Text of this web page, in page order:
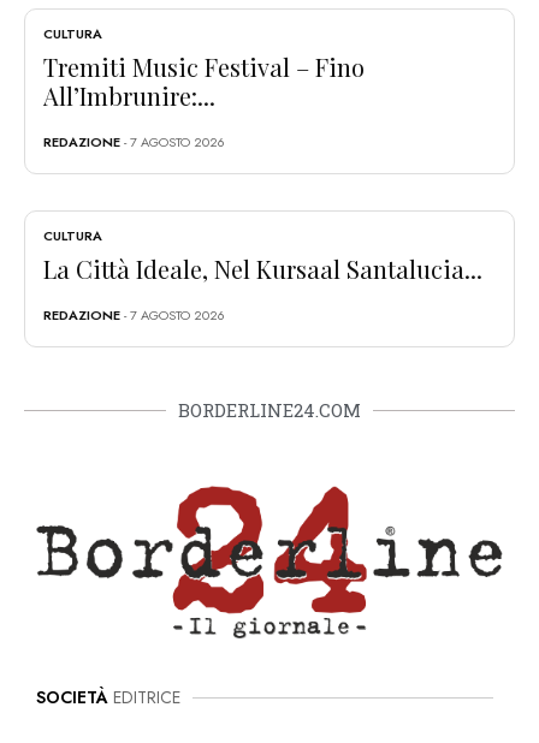
CULTURA
Tremiti Music Festival – Fino
All’Imbrunire:...
REDAZIONE- 7 AGOSTO 2026
CULTURA
La Città Ideale, Nel Kursaal Santalucia...
REDAZIONE- 7 AGOSTO 2026
BORDERLINE24.COM
SOCIETÀ EDITRICE